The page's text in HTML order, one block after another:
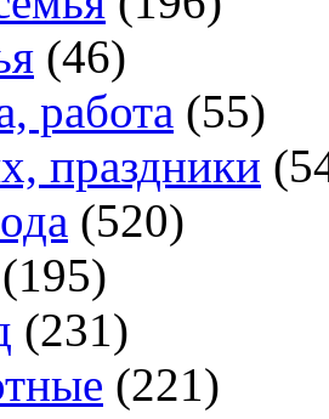
(46)
работа (55)
праздники
(520)
(195)
(231)
(221)